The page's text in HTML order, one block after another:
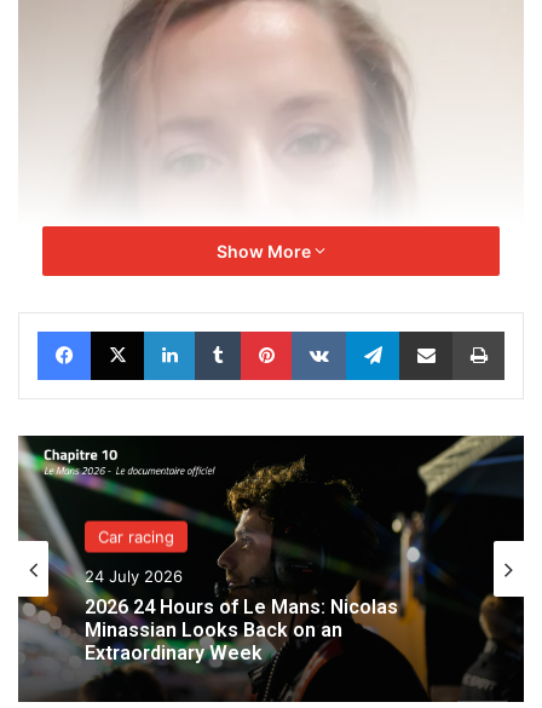
Show More
Facebook
X LinkedInTumblrPinterestVKontakteTelegramShare via Email Print
Car racing
24 July 2026
2026 24 Hours of Le Mans: Nicolas
Minassian Looks Back on an
Extraordinary Week